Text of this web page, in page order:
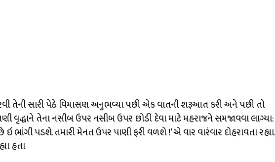
તેની સારી પેઠે વિમાસણ અનુભવ્યા પછી એક વાતની શરૂઆત કરી અને પછી તો
વૃદ્ધાને તેના નસીબ ઉપર નસીબ ઉપર છોડી દેવા માટે મહરાજને સમજાવવા લાગ્યા:
ભાંગી પડશે. તમારી મેનત ઉપર પાણી ફરી વળશે !’ એ વાર વારંવાર દોહરાવતા રહ્યા.
હતા